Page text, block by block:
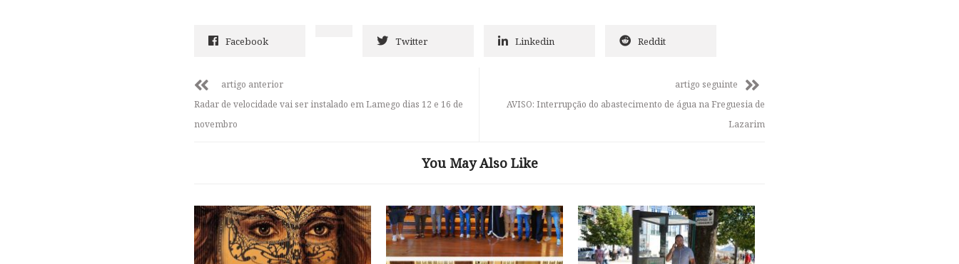
Facebook Twitter Linkedin Reddit
artigo anterior
Radar de velocidade vai ser instalado em Lamego dias 12 e 16 de
novembro
artigo seguinte
AVISO: Interrupção do abastecimento de água na Freguesia de
Lazarim
You May Also Like